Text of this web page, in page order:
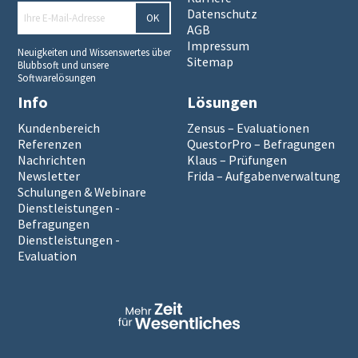
OK
Neuigkeiten und Wissenswertes über
Blubbsoft und unsere
Softwarelösungen
Datenschutz
AGB
Impressum
Sitemap
Info
Kundenbereich
Referenzen
Nachrichten
Newsletter
Schulungen & Webinare
Dienstleistungen -
Befragungen
Dienstleistungen -
Evaluation
Lösungen
Zensus – Evaluationen
QuestorPro – Befragungen
Klaus – Prüfungen
Frida – Aufgabenverwaltung